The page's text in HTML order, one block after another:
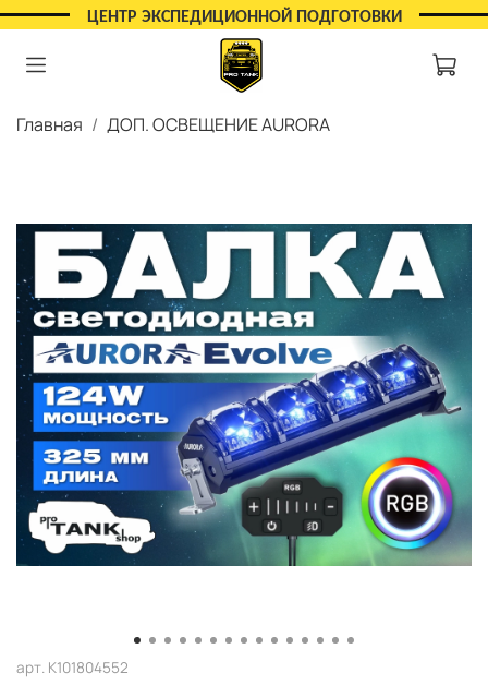
ЦЕНТР ЭКСПЕДИЦИОННОЙ ПОДГОТОВКИ
Главная ДОП. ОСВЕЩЕНИЕ AURORA
арт. K101804552